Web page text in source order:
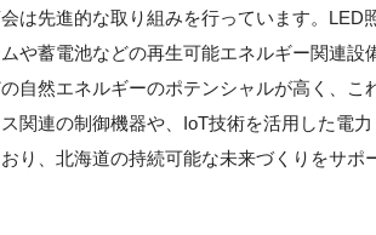
は先進的な取り組みを行っています。LED
や蓄電池などの再生可能エネルギー関連設
自然エネルギーのポテンシャルが高く、こ
関連の制御機器や、IoT技術を活用した電力
り、北海道の持続可能な未来づくりをサポ